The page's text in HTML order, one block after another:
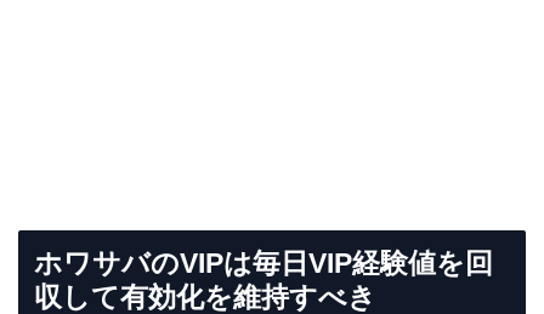
ホワサバのVIPは毎日VIP経験値を回
収して有効化を維持すべき